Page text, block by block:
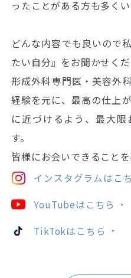
ったことがある方も多く
どんな内容でも良いので
たい自分』をお聞かせくだ
形成外科専門医・美容外
経験を元に、最高の仕上
に近づけるよう、最大
す。
皆様にお会いできること
インスタグラムはこ
YouTubeはこちら
TikTokはこちら